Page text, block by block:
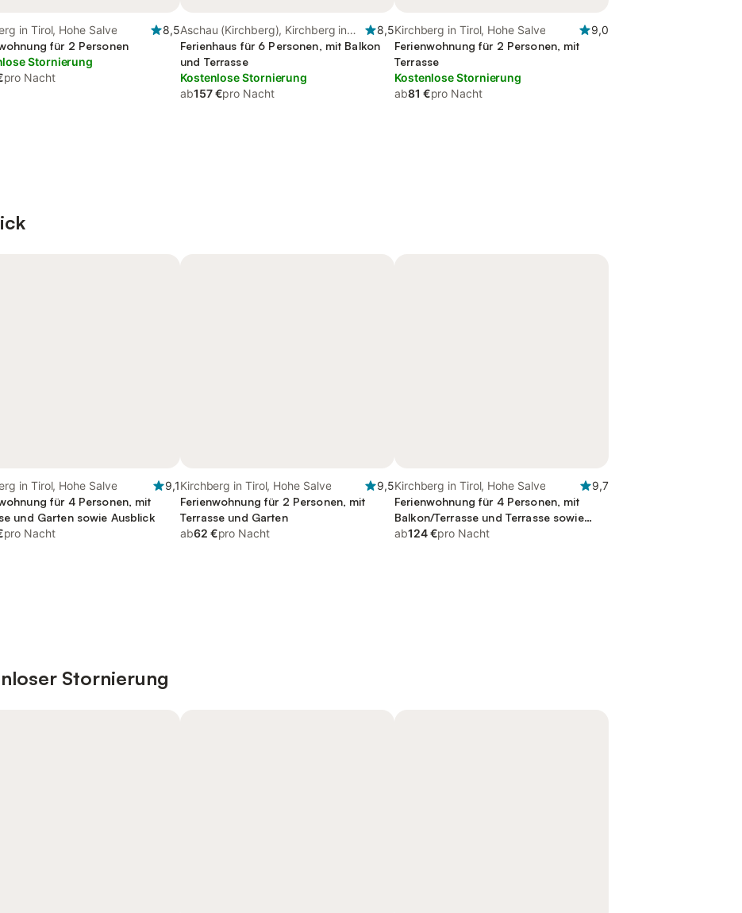
in Tirol, Hohe Salve
8,5
für 2 Personen
Stornierung
pro Nacht
Aschau (Kirchberg), Kirchberg in
Tirol
8,5
Ferienhaus für 6 Personen, mit Balkon
und Terrasse
Kostenlose Stornierung
ab157 €pro Nacht
Kirchberg in Tirol, Hohe Salve
9,0
Ferienwohnung für 2 Personen, mit
Terrasse
Kostenlose Stornierung
ab81 €pro Nacht
in Tirol, Hohe Salve
9,1
für 4 Personen, mit
und Garten sowie Ausblick
pro Nacht
Kirchberg in Tirol, Hohe Salve
9,5
Ferienwohnung für 2 Personen, mit
Terrasse und Garten
ab62 €pro Nacht
Kirchberg in Tirol, Hohe Salve
9,7
Ferienwohnung für 4 Personen, mit
Balkon/Terrasse und Terrasse sowie
Garten und Ausblick
ab124 €pro Nacht
Stornierung